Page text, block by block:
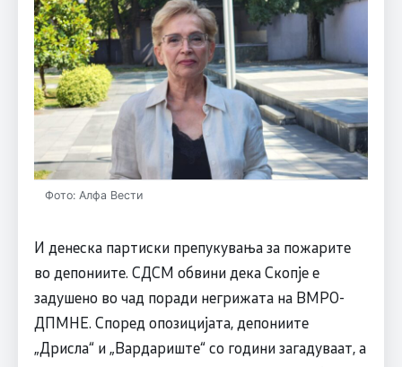
Фото: Алфа Вести
И денеска партиски препукувања за пожарите
во депониите. СДСМ обвини дека Скопје е
задушено во чад поради негрижата на ВМРО-
ДПМНЕ. Според опозицијата, депониите
„Дрисла“ и „Вардариште“ со години загадуваат, а